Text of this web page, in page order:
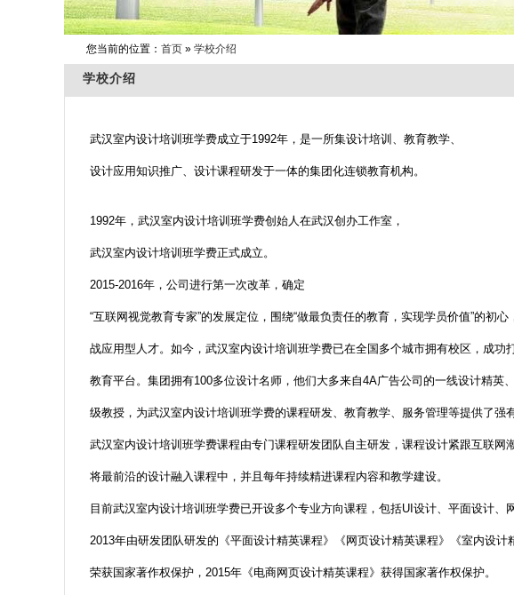
您当前的位置： 首页 » 学校介绍
学校介绍
武汉室内设计培训班学费成立于1992年，是一所集设计培训、教育教学、
设计应用知识推广、设计课程研发于一体的集团化连锁教育机构。
1992年，武汉室内设计培训班学费创始人在武汉创办工作室，
武汉室内设计培训班学费正式成立。
2015-2016年，公司进行第一次改革，确定
“互联网视觉教育专家”的发展定位，围绕“做最负责任的教育，实现学员价值”的初
战应用型人才。如今，武汉室内设计培训班学费已在全国多个城市拥有校区，成
教育平台。集团拥有100多位设计名师，他们大多来自4A广告公司的一线设计精英
级教授，为武汉室内设计培训班学费的课程研发、教育教学、服务管理等提供了强
武汉室内设计培训班学费课程由专门课程研发团队自主研发，课程设计紧跟互联网
将最前沿的设计融入课程中，并且每年持续精进课程内容和教学建设。
目前武汉室内设计培训班学费已开设多个专业方向课程，包括UI设计、平面设计、
2013年由研发团队研发的《平面设计精英课程》《网页设计精英课程》《室内设计
荣获国家著作权保护，2015年《电商网页设计精英课程》获得国家著作权保护。